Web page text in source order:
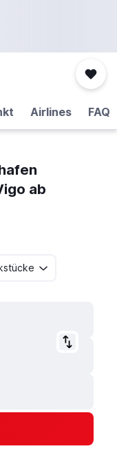
Airlines FAQ
ab